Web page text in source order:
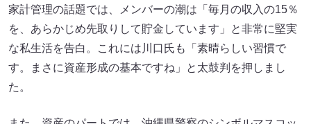
家計管理の話題では、メンバーの潮は「毎月の収入の15％
を、あらかじめ先取りして貯金しています」と非常に堅実
な私生活を告白。これには川口氏も「素晴らしい習慣で
す。まさに資産形成の基本ですね」と太鼓判を押しまし
た。